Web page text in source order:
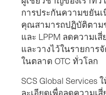
การประกันความขยัน
คุณสามารถปฏิบัติตาม
และ LPPM ลดความเ
และวางไว้ในรายการ
ในตลาด OTC ทั่วโลก
SCS Global Services